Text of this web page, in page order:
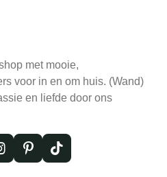
met mooie,
voor in en om huis. (Wand)
en liefde door ons
P
T